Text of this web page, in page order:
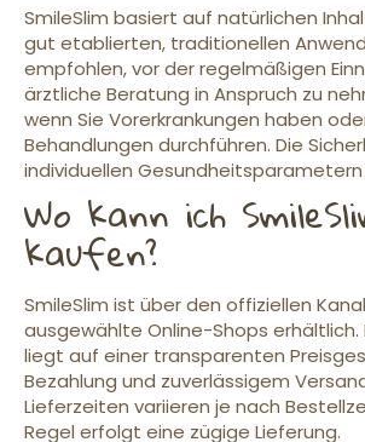
SmileSlim basiert auf natürlichen
gut etablierten, traditionellen
empfohlen, vor der regelmäßigen
ärztliche Beratung in Anspruch zu
wenn Sie Vorerkrankungen haben
Behandlungen durchführen. Die
individuellen Gesundheitsparametern
Wo kann ich
kaufen?
SmileSlim ist über den offiziellen
ausgewählte Online-Shops erhältlich.
liegt auf einer transparenten
Bezahlung und zuverlässigem
Lieferzeiten variieren je nach
Regel erfolgt eine zügige Lieferung.